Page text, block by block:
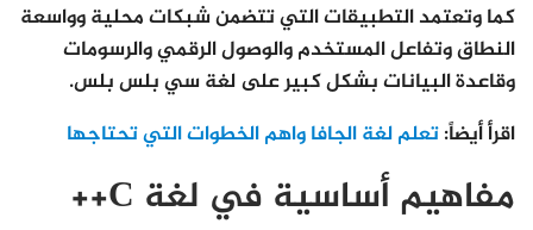
كما وتعتمد التطبيقات التي تتضمن شبكات محلية وواسعة
النطاق وتفاعل المستخدم والوصول الرقمي والرسومات
وقاعدة البيانات بشكل كبير على لغة سي بلس بلس.
اقرأ أيضاً:تعلم لغة الجافا واهم الخطوات التي تحتاجها
مفاهيم أساسية في لغة C++